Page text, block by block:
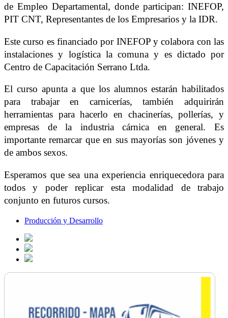
de Empleo Departamental, donde participan: INEFOP,
PIT CNT, Representantes de los Empresarios y la IDR.
Este curso es financiado por INEFOP y colabora con las
instalaciones y logística la comunay es dictado por
Centro de Capacitación Serrano Ltda.
El curso apunta a que los alumnos estarán habilitados
para trabajar en carnicerías, también adquirirán
herramientas para hacerlo en chacinerías, pollerías, y
empresas de la industria cárnica en general. Es
importante remarcar que en sus mayorías son jóvenes y
de ambos sexos.
Esperamos que sea una experiencia enriquecedora para
todos y poder replicar esta modalidad de trabajo
conjunto en futuros cursos.
Producción y Desarrollo